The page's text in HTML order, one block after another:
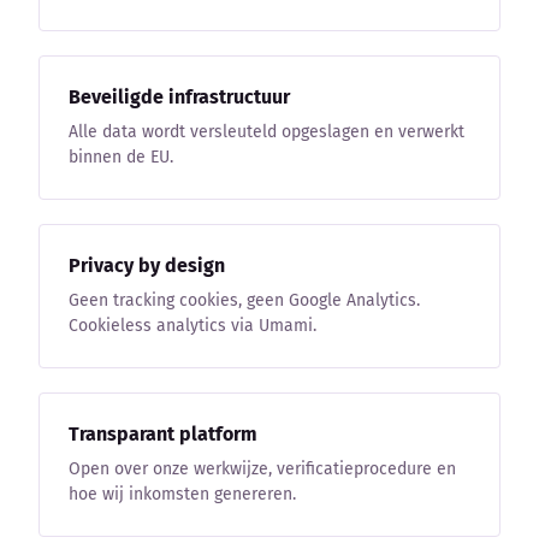
Externe bronnen
Woordenboek
Auteurs
Beveiligde infrastructuur
Alle data wordt versleuteld opgeslagen en verwerkt
binnen de EU.
Privacy by design
Geen tracking cookies, geen Google Analytics.
Cookieless analytics via Umami.
Transparant platform
Open over onze werkwijze, verificatieprocedure en
hoe wij inkomsten genereren.